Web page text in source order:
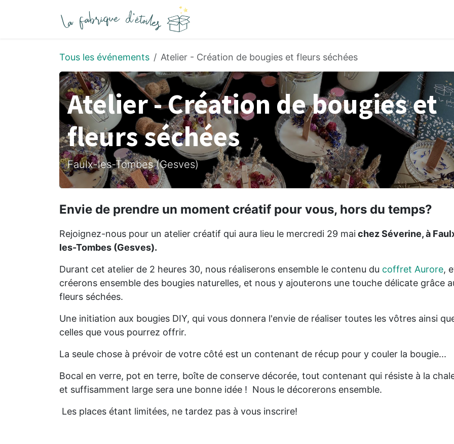
Tous les événements Atelier - Création de bougies et fleurs séchées
Atelier - Création de bougies et
fleurs séchées
Faulx-les-Tombes (Gesves)
Envie de prendre un moment créatif pour vous, hors du temps?
Rejoignez-nous pour un atelier créatif qui aura lieu le mercredi 29 maichez Séverine, à
les-Tombes (Gesves).
Durant cet atelier de 2 heures 30, nous réaliserons ensemble le contenu du coffret Aurore,
créerons ensemble des bougies naturelles, et nous y ajouterons une touche délicate grâce
fleurs séchées.
Une initiation aux bougies DIY, qui vous donnera l'envie de réaliser toutes les vôtres ainsi
celles que vous pourrez offrir.
La seule chose à prévoir de votre côté est un contenant de récup pour y couler la bougie...
Bocal en verre, pot en terre, boîte de conserve décorée, tout contenant qui résiste à la
et suffisamment large sera une bonne idée ! Nous le décorerons ensemble.
Les places étant limitées, ne tardez pas à vous inscrire!